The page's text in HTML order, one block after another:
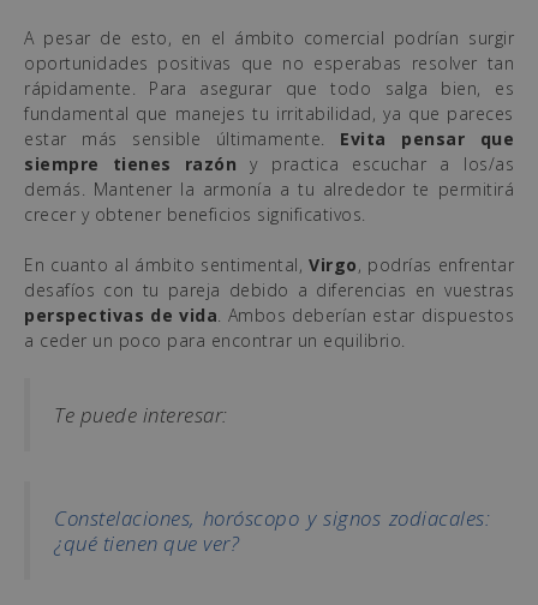
A pesar de esto, en el ámbito comercial podrían surgir
oportunidades positivas que no esperabas resolver tan
rápidamente. Para asegurar que todo salga bien, es
fundamental que manejes tu irritabilidad, ya que pareces
estar más sensible últimamente. Evita pensar que
siempre tienes razón y practica escuchar a los/as
demás. Mantener la armonía a tu alrededor te permitirá
crecer y obtener beneficios significativos.
En cuanto al ámbito sentimental, Virgo, podrías enfrentar
desafíos con tu pareja debido a diferencias en vuestras
perspectivas de vida . Ambos deberían estar dispuestos
a ceder un poco para encontrar un equilibrio.
Te puede interesar:
Constelaciones, horóscopo y signos zodiacales:
¿qué tienen que ver?